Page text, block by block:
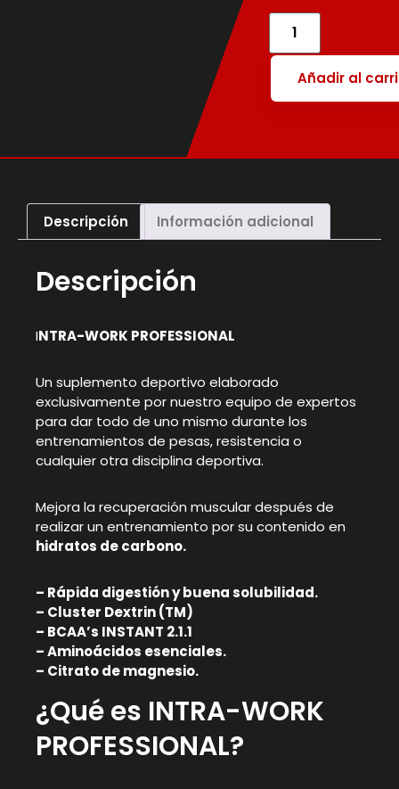
Añadir al
Descripción Información adicional
Descripción
INTRA-WORK PROFESSIONAL
Un suplemento deportivo elaborado
exclusivamente por nuestro equipo de expertos
para dar todo de uno mismo durante los
entrenamientos de pesas, resistencia o
cualquier otra disciplina deportiva.
Mejora la recuperación muscular después de
realizar un entrenamiento por su contenido en
hidratos de carbono.
– Rápida digestión y buena solubilidad.
– Cluster Dextrin (TM)
– BCAA’s INSTANT 2.1.1
– Aminoácidos esenciales.
– Citrato de magnesio.
¿Qué es INTRA-WORK
PROFESSIONAL?